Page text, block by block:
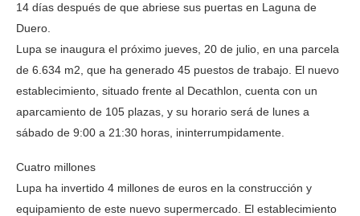
14 días después de que abriese sus puertas en Laguna de
Duero.
Lupa se inaugura el próximo jueves, 20 de julio, en una parcela
de 6.634 m2, que ha generado 45 puestos de trabajo. El nuevo
establecimiento, situado frente al Decathlon, cuenta con un
aparcamiento de 105 plazas, y su horario será de lunes a
sábado de 9:00 a 21:30 horas, ininterrumpidamente.
Cuatro millones
Lupa ha invertido 4 millones de euros en la construcción y
equipamiento de este nuevo supermercado. El establecimiento